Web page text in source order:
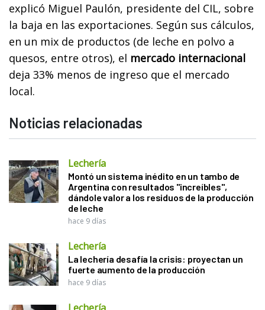
explicó Miguel Paulón, presidente del CIL, sobre
la baja en las exportaciones. Según sus cálculos,
en un mix de productos (de leche en polvo a
quesos, entre otros), el mercado internacional
deja 33% menos de ingreso que el mercado
local.
Noticias relacionadas
Lechería
Montó un sistema inédito en un tambo de
Argentina con resultados "increíbles",
dándole valor a los residuos de la producción
de leche
hace 9 días
Lechería
La lechería desafía la crisis: proyectan un
fuerte aumento de la producción
hace 9 días